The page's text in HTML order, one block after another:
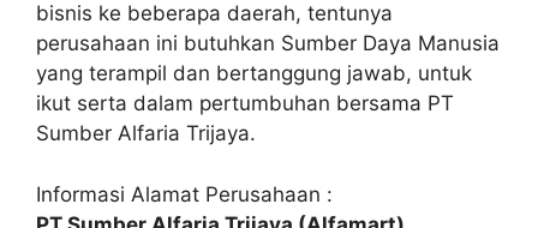
bisnis ke beberapa daerah, tentunya
perusahaan ini butuhkan Sumber Daya Manusia
yang terampil dan bertanggung jawab, untuk
ikut serta dalam pertumbuhan bersama PT
Sumber Alfaria Trijaya.
Informasi Alamat Perusahaan :